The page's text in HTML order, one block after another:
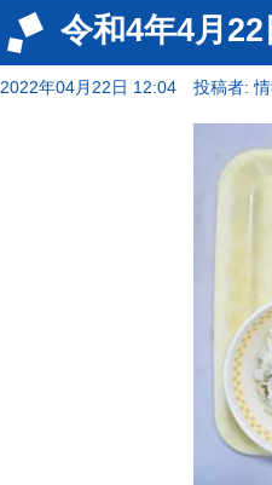
令和4年4月
2022年04月22日 12:04 投稿者: